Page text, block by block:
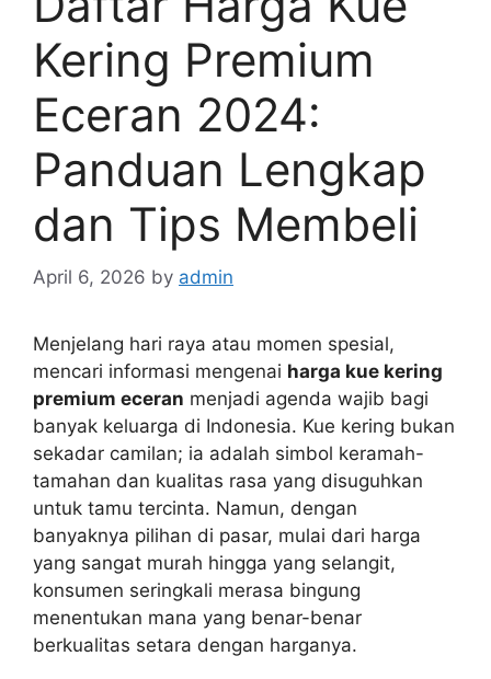
Kering Premium
Eceran 2024:
Panduan Lengkap
dan Tips Membeli
April 6, 2026 by admin
Menjelang hari raya atau momen spesial,
mencari informasi mengenai harga kue kering
premium eceran menjadi agenda wajib bagi
banyak keluarga di Indonesia. Kue kering bukan
sekadar camilan; ia adalah simbol keramah-
tamahan dan kualitas rasa yang disuguhkan
untuk tamu tercinta. Namun, dengan
banyaknya pilihan di pasar, mulai dari harga
yang sangat murah hingga yang selangit,
konsumen seringkali merasa bingung
menentukan mana yang benar-benar
berkualitas setara dengan harganya.